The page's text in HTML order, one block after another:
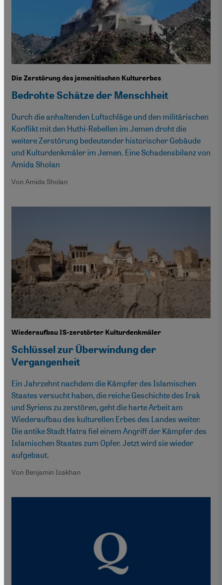
Die Zerstörung des jemenitischen Kulturerbes
Bedrohte Schätze der Menschheit
Durch die anhaltenden Luftschläge und den militärischen
Konflikt mit den Huthi-Rebellen im Jemen droht die
weitere Zerstörung bedeutender historischer Gebäude
und Kulturdenkmäler im Jemen. Eine Schadensbilanz von
Amida Sholan
Von Amida Sholan
Wiederaufbau IS-zerstörter Kulturdenkmäler
Schlüssel zur Überwindung der
Vergangenheit
Ein Jahrzehnt nachdem die Kämpfer des Islamischen
Staates versucht haben, die reiche Geschichte des Irak
und Syriens zu zerstören, geht die harte Arbeit am
Wiederaufbau des kulturellen Erbes des Landes weiter.
Die antike Stadt Hatra fiel einem Angriff der Kämpfer des
Islamischen Staates zum Opfer. Jetzt wird sie wieder
aufgebaut.
Von Benjamin Isakhan